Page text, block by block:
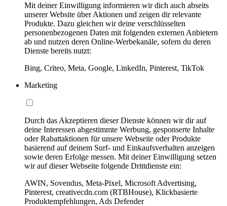
Mit deiner Einwilligung informieren wir dich auch abseits
unserer Website über Aktionen und zeigen dir relevante
Produkte. Dazu gleichen wir deine verschlüsselten
personenbezogenen Daten mit folgenden externen Anbietern
ab und nutzen deren Online-Werbekanäle, sofern du deren
Dienste bereits nutzt:
Bing, Criteo, Meta, Google, LinkedIn, Pinterest, TikTok
Marketing
Durch das Akzeptieren dieser Dienste können wir dir auf
deine Interessen abgestimmte Werbung, gesponserte Inhalte
oder Rabattaktionen für unsere Webseite oder Produkte
basierend auf deinem Surf- und Einkaufsverhalten anzeigen
sowie deren Erfolge messen. Mit deiner Einwilligung setzen
wir auf dieser Webseite folgende Drittdienste ein:
AWIN, Sovendus, Meta-Pixel, Microsoft Advertising,
Pinterest, creativecdn.com (RTBHouse), Klickbasierte
Produktempfehlungen, Ads Defender